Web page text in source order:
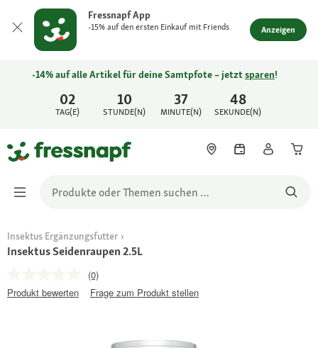
Fressnapf App
-15% auf den ersten Einkauf mit Friends Anzeigen
02
TAG(E)
10
STUNDE(N)
37
MINUTE(N)
48
SEKUNDE(N)
-14% auf alle Artikel für deine Samtpfote – jetztsparen!
Insektus Ergänzungsfutter
Insektus Seidenraupen 2.5L
(0)
Produkt bewerten
Frage zum Produkt stellen